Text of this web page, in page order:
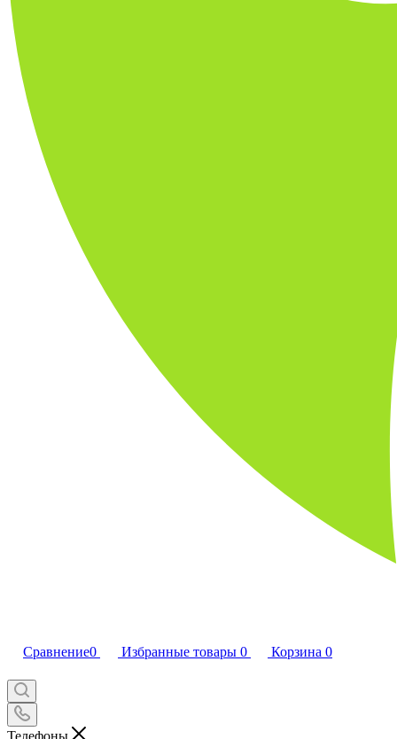
Сравнение0 Избранные товары 0 Корзина 0
Телефоны